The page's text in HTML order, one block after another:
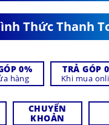
Thức Thanh
0%
hàng
TRẢ GÓP
Khi mua
CHUYỂN
KHOẢN